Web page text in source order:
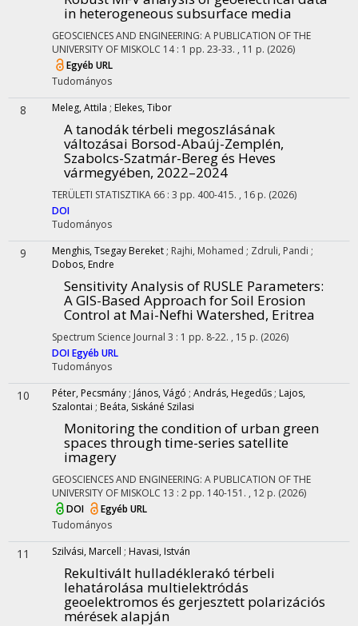
in heterogeneous subsurface media
GEOSCIENCES AND ENGINEERING: A PUBLICATION OF THE
UNIVERSITY OF MISKOLC 14: 1 pp. 23-33. , 11 p. (2026)
Egyéb URL
Tudományos
8 Meleg, Attila ; Elekes, Tibor
A tanodák térbeli megoszlásának
változásai Borsod-Abaúj-Zemplén,
Szabolcs-Szatmár-Bereg és Heves
vármegyében, 2022–2024
TERÜLETI STATISZTIKA 66 : 3 pp. 400-415. , 16 p. (2026)
DOI
Tudományos
9 Menghis, Tsegay Bereket ; Rajhi, Mohamed ; Zdruli, Pandi ;
Dobos, Endre
Sensitivity Analysis of RUSLE Parameters:
A GIS-Based Approach for Soil Erosion
Control at Mai-Nefhi Watershed, Eritrea
Spectrum Science Journal 3 : 1 pp. 8-22. , 15 p. (2026)
DOIEgyéb URL
Tudományos
10 Péter, Pecsmány ; János, Vágó ; András, Hegedűs ; Lajos,
Szalontai ; Beáta, Siskáné Szilasi
Monitoring the condition of urban green
spaces through time-series satellite
imagery
GEOSCIENCES AND ENGINEERING: A PUBLICATION OF THE
UNIVERSITY OF MISKOLC 13 : 2 pp. 140-151. , 12 p. (2026)
DOI
Egyéb URL
Tudományos
11 Szilvási, Marcell ; Havasi, István
Rekultivált hulladéklerakó térbeli
lehatárolása multielektródás
geoelektromos és gerjesztett polarizációs
mérések alapján